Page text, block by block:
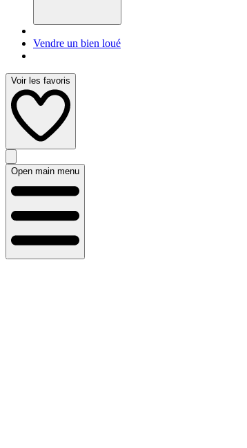
Vendre un bien loué
Voir les favoris
Open main menu